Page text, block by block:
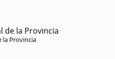
de la Provincia
la Provincia